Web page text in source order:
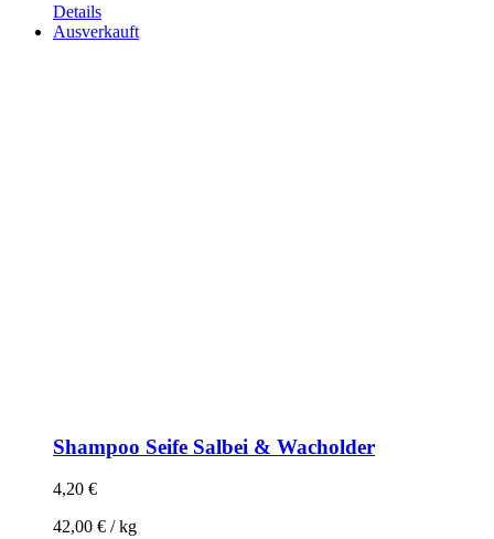
Details
Ausverkauft
Shampoo Seife Salbei & Wacholder
4,20 €
42,00 € /kg